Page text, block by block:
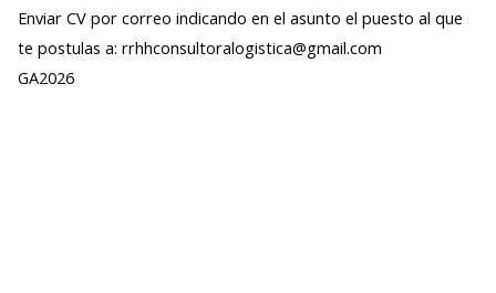
Enviar CV por correo indicando en el asunto el puesto al que
te postulas a: rrhhconsultoralogistica@gmail.com
GA2026